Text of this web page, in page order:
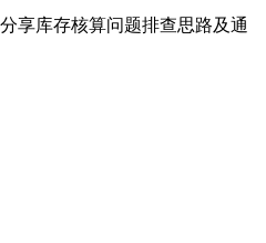
享库存核算问题排查思路及通